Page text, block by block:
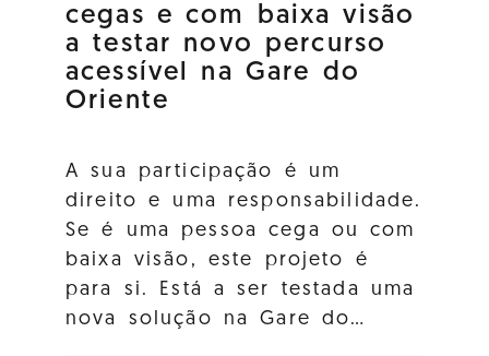
cegas e com baixa visão
a testar novo percurso
acessível na Gare do
Oriente
A sua participação é um
direito e uma responsabilidade.
Se é uma pessoa cega ou com
baixa visão, este projeto é
para si. Está a ser testada uma
nova solução na Gare do…